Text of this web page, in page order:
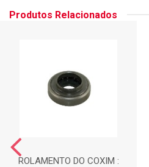
Produtos Relacionados
ROLAMENTO DO COXIM :